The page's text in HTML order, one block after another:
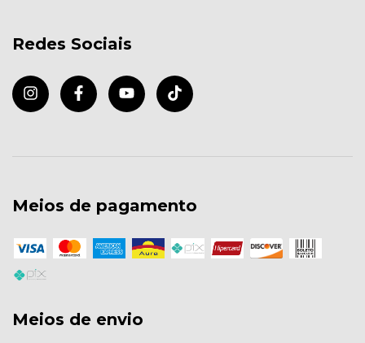
Redes Sociais
Meios de pagamento
Meios de envio